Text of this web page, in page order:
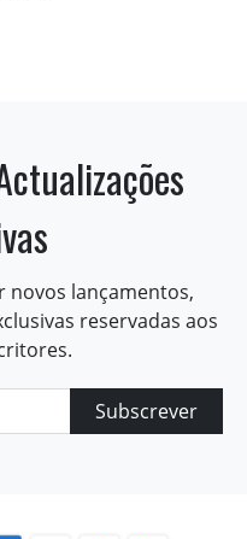
novos lançamentos,
reservadas aos
Subscrever